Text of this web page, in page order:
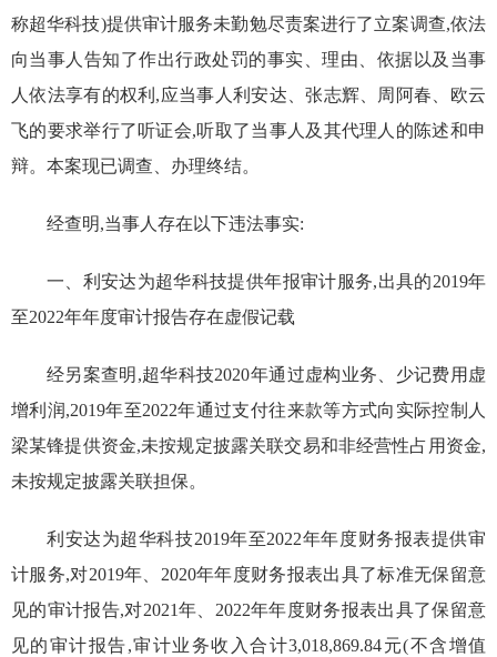
称超华科技)提供审计服务未勤勉尽责案进行了立案调查,依法
向当事人告知了作出行政处罚的事实、理由、依据以及当事
人依法享有的权利,应当事人利安达、张志辉、周阿春、欧云
飞的要求举行了听证会,听取了当事人及其代理人的陈述和申
辩。本案现已调查、办理终结。
经查明,当事人存在以下违法事实:
一、利安达为超华科技提供年报审计服务,出具的2019年
至2022年年度审计报告存在虚假记载
经另案查明,超华科技2020年通过虚构业务、少记费用虚
增利润,2019年至2022年通过支付往来款等方式向实际控制人
梁某锋提供资金,未按规定披露关联交易和非经营性占用资金,
未按规定披露关联担保。
利安达为超华科技2019年至2022年年度财务报表提供审
计服务,对2019年、 2020年年度财务报表出具了标准无保留意
见的审计报告,对2021年、 2022年年度财务报表出具了保留意
见的审计报告,审计业务收入合计3,018,869.84元(不含增值